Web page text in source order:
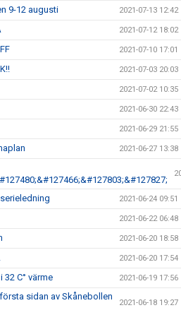
9-12 augusti 2021-07-13 12:42
2021-07-12 18:02
2021-07-10 17:01
2021-07-03 20:03
2021-07-02 10:35
2021-06-30 22:43
2021-06-29 21:55
2021-06-27 13:38
2021-06-24 09:51
2021-06-22 06:48
2021-06-20 18:58
2021-06-20 17:54
C° värme 2021-06-19 17:56
sidan av Skånebollen
2021-06-18 19:27